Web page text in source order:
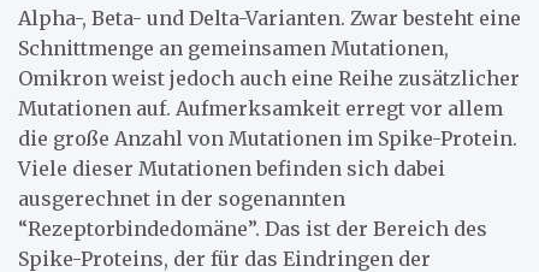
Alpha-, Beta- und Delta-Varianten. Zwar besteht eine
Schnittmenge an gemeinsamen Mutationen,
Omikron weist jedoch auch eine Reihe zusätzlicher
Mutationen auf. Aufmerksamkeit erregt vor allem
die große Anzahl von Mutationen im Spike-Protein.
Viele dieser Mutationen befinden sich dabei
ausgerechnet in der sogenannten
“Rezeptorbindedomäne”. Das ist der Bereich des
Spike-Proteins, der für das Eindringen der